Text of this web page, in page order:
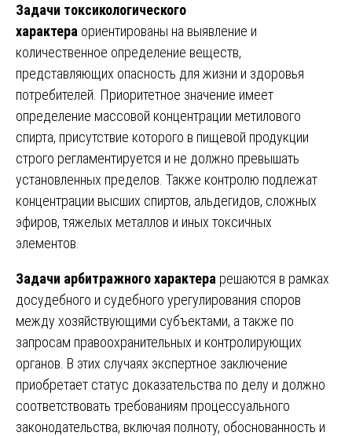
Задачи токсикологического
характера ориентированы на выявление и
количественное определение веществ,
представляющих опасность для жизни и здоровья
потребителей. Приоритетное значение имеет
определение массовой концентрации метилового
спирта, присутствие которого в пищевой продукции
строго регламентируется и не должно превышать
установленных пределов. Также контролю подлежат
концентрации высших спиртов, альдегидов, сложных
эфиров, тяжелых металлов и иных токсичных
элементов.
Задачи арбитражного характера решаются в рамках
досудебного и судебного урегулирования споров
между хозяйствующими субъектами, а также по
запросам правоохранительных и контролирующих
органов. В этих случаях экспертное заключение
приобретает статус доказательства по делу и должно
соответствовать требованиям процессуального
законодательства, включая полноту, обоснованность и